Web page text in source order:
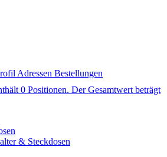
Adressen Bestellungen
0 Positionen. Der Gesamtwert beträgt
& Steckdosen